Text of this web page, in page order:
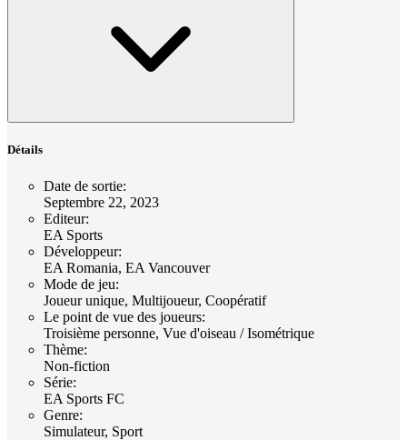
Détails
Date de sortie:
Septembre 22, 2023
Editeur:
EA Sports
Développeur:
EA Romania, EA Vancouver
Mode de jeu:
Joueur unique, Multijoueur, Coopératif
Le point de vue des joueurs:
Troisième personne, Vue d'oiseau / Isométrique
Thème:
Non-fiction
Série:
EA Sports FC
Genre:
Simulateur, Sport